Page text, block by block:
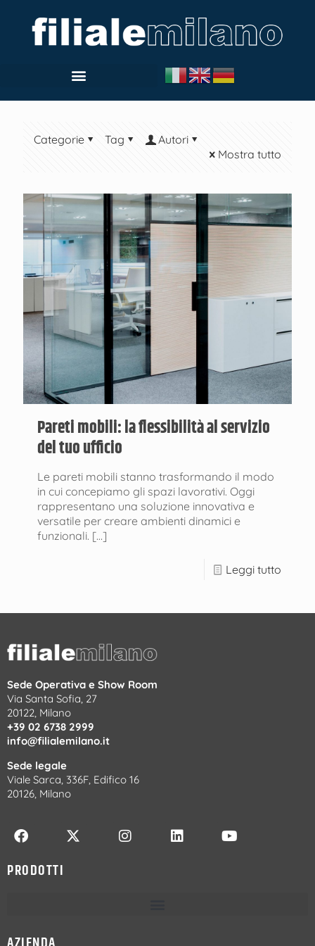
Categorie Tag
Autori
Mostra tutto
Pareti mobili: la flessibilità al servizio
del tuo ufficio
Le pareti mobili stanno trasformando il modo
in cui concepiamo gli spazi lavorativi. Oggi
rappresentano una soluzione innovativa e
versatile per creare ambienti dinamici e
funzionali. […]
Leggi tutto
Sede Operativa e Show Room
Via Santa Sofia, 27
20122, Milano
+39 02 6738 2999
info@filialemilano.it
Sede legale
Viale Sarca, 336F, Edifico 16
20126, Milano
PRODOTTI